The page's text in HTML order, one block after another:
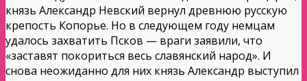
князь Александр Невский вернул древнюю русскую
крепость Копорье. Но в следующем году немцам
удалось захватить Псков — враги заявили, что
«заставят покориться весь славянский народ». И
снова неожиданно для них князь Александр выступил